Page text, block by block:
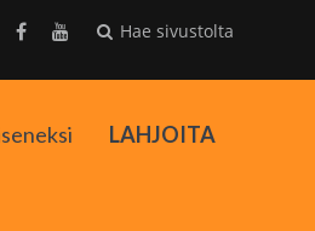
Hae sivustolta
LAHJOITA